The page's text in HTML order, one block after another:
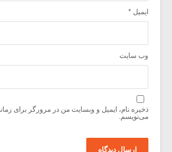
ایمیل *
وب‌ سایت
ذخیره نام، ایمیل و وبسایت من در مرورگر برای
می‌نویسم.